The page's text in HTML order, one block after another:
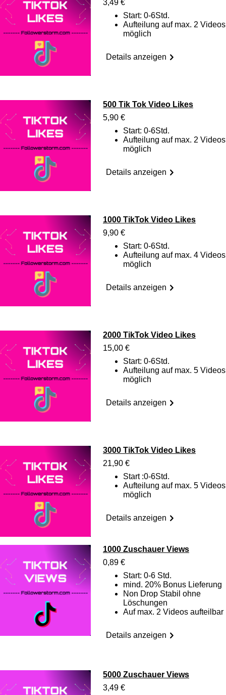
3,49 €
Start: 0-6Std.
Aufteilung auf max. 2 Videos
möglich
Details anzeigen
500 Tik Tok Video Likes
5,90 €
Start: 0-6Std.
Aufteilung auf max. 2 Videos
möglich
Details anzeigen
1000 TikTok Video Likes
9,90 €
Start: 0-6Std.
Aufteilung auf max. 4 Videos
möglich
Details anzeigen
2000 TikTok Video Likes
15,00 €
Start: 0-6Std.
Aufteilung auf max. 5 Videos
möglich
Details anzeigen
3000 TikTok Video Likes
21,90 €
Start :0-6Std.
Aufteilung auf max. 5 Videos
möglich
Details anzeigen
1000 Zuschauer Views
0,89 €
Start: 0-6 Std.
mind. 20% Bonus Lieferung
Non Drop Stabil ohne
Löschungen
Auf max. 2 Videos aufteilbar
Details anzeigen
5000 Zuschauer Views
3,49 €